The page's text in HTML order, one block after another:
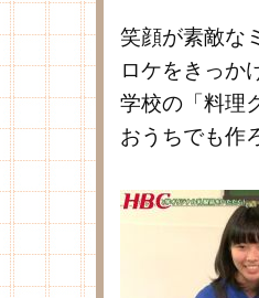
笑顔が素敵な
ロケをきっか
学校の「料理
おうちでも作